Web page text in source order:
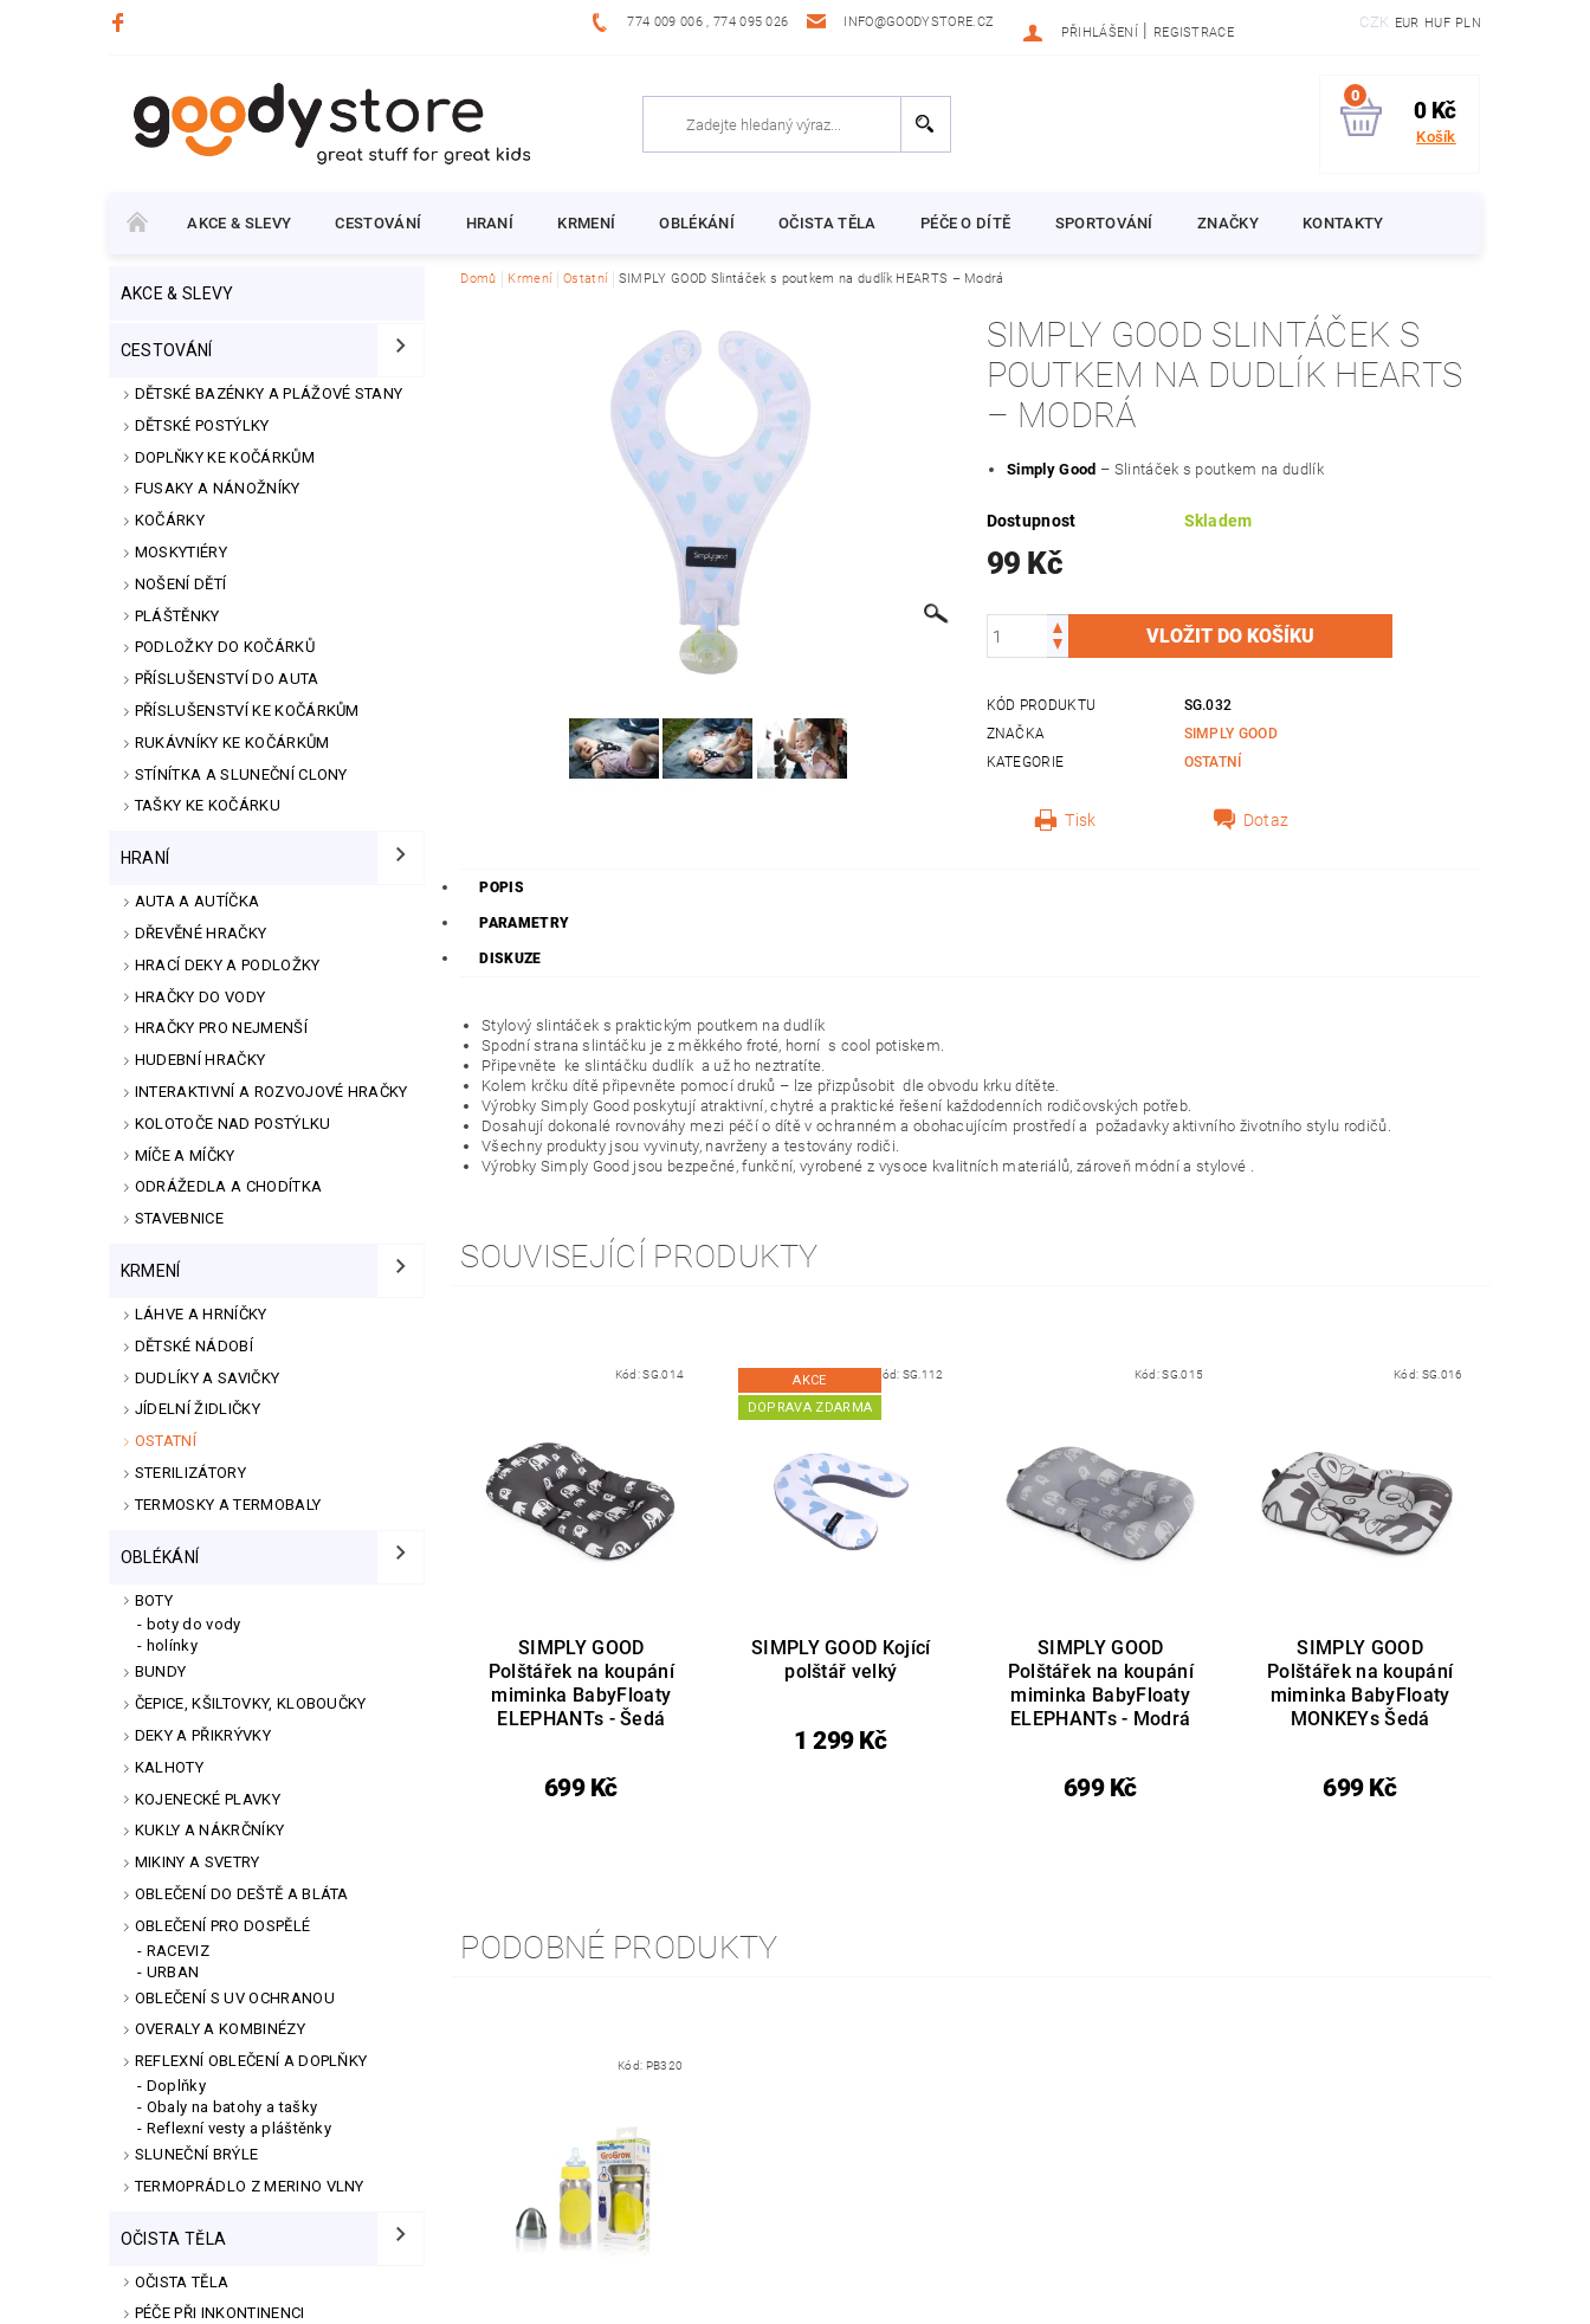
774 009 006 , 774 095 026 INFO@GOODYSTORE.CZ CZK EUR HUF PLN
PŘIHLÁŠENÍ | REGISTRACE
0
0 Kč
Košík
AKCE & SLEVY CESTOVÁNÍ HRANÍ KRMENÍ OBLÉKÁNÍ OČISTA TĚLA PÉČE O DÍTĚ SPORTOVÁNÍ ZNAČKY KONTAKTY
AKCE & SLEVY
CESTOVÁNÍ
DĚTSKÉ BAZÉNKY A PLÁŽOVÉ STANY
DĚTSKÉ POSTÝLKY
DOPLŇKY KE KOČÁRKŮM
FUSAKY A NÁNOŽNÍKY
KOČÁRKY
MOSKYTIÉRY
NOŠENÍ DĚTÍ
PLÁŠTĚNKY
PODLOŽKY DO KOČÁRKŮ
PŘÍSLUŠENSTVÍ DO AUTA
PŘÍSLUŠENSTVÍ KE KOČÁRKŮM
RUKÁVNÍKY KE KOČÁRKŮM
STÍNÍTKA A SLUNEČNÍ CLONY
TAŠKY KE KOČÁRKU
HRANÍ
AUTA A AUTÍČKA
DŘEVĚNÉ HRAČKY
HRACÍ DEKY A PODLOŽKY
HRAČKY DO VODY
HRAČKY PRO NEJMENŠÍ
HUDEBNÍ HRAČKY
INTERAKTIVNÍ A ROZVOJOVÉ HRAČKY
KOLOTOČE NAD POSTÝLKU
MÍČE A MÍČKY
ODRÁŽEDLA A CHODÍTKA
STAVEBNICE
KRMENÍ
LÁHVE A HRNÍČKY
DĚTSKÉ NÁDOBÍ
DUDLÍKY A SAVIČKY
JÍDELNÍ ŽIDLIČKY
OSTATNÍ
STERILIZÁTORY
TERMOSKY A TERMOBALY
OBLÉKÁNÍ
BOTY
boty do vody
holínky
BUNDY
ČEPICE, KŠILTOVKY, KLOBOUČKY
DEKY A PŘIKRÝVKY
KALHOTY
KOJENECKÉ PLAVKY
KUKLY A NÁKRČNÍKY
MIKINY A SVETRY
OBLEČENÍ DO DEŠTĚ A BLÁTA
OBLEČENÍ PRO DOSPĚLÉ
RACEVIZ
URBAN
OBLEČENÍ S UV OCHRANOU
OVERALY A KOMBINÉZY
REFLEXNÍ OBLEČENÍ A DOPLŇKY
Doplňky
Obaly na batohy a tašky
Reflexní vesty a pláštěnky
SLUNEČNÍ BRÝLE
TERMOPRÁDLO Z MERINO VLNY
OČISTA TĚLA
OČISTA TĚLA
PÉČE PŘI INKONTINENCI
Domů Krmení Ostatní SIMPLY GOOD Slintáček s poutkem na dudlík HEARTS – Modrá
SIMPLY GOOD SLINTÁČEK S
POUTKEM NA DUDLÍK HEARTS
– MODRÁ
Simply Good – Slintáček s poutkem na dudlík
Dostupnost Skladem
99 Kč
KÓD PRODUKTU
SG.032
ZNAČKA
SIMPLY GOOD
KATEGORIE
OSTATNÍ
Tisk Dotaz
POPIS
PARAMETRY
DISKUZE
Stylový slintáček s praktickým poutkem na dudlík
Spodní strana slintáčku je z měkkého froté, horní s cool potiskem.
Připevněte ke slintáčku dudlík a už ho neztratíte.
Kolem krčku dítě připevněte pomocí druků – lze přizpůsobit dle obvodu krku dítěte.
Výrobky Simply Good poskytují atraktivní, chytré a praktické řešení každodenních rodičovských potřeb.
Dosahují dokonalé rovnováhy mezi péčí o dítě v ochranném a obohacujícím prostředí a požadavky aktivního životního stylu rodičů.
Všechny produkty jsou vyvinuty, navrženy a testovány rodiči.
Výrobky Simply Good jsou bezpečné, funkční, vyrobené z vysoce kvalitních materiálů, zároveň módní a stylové .
SOUVISEJÍCÍ PRODUKTY
Kód:SG.014
SIMPLY GOOD
Polštářek na koupání
miminka BabyFloaty
ELEPHANTs - Šedá
699 Kč
AKCE
DOPRAVA ZDARMA
Kód: SG.112
SIMPLY GOOD Kojící
polštář velký
1 299 Kč
Kód:SG.015
SIMPLY GOOD
Polštářek na koupání
miminka BabyFloaty
ELEPHANTs - Modrá
699 Kč
Kód: SG.016
SIMPLY GOOD
Polštářek na koupání
miminka BabyFloaty
MONKEYs Šedá
699 Kč
PODOBNÉ PRODUKTY
Kód: PB320